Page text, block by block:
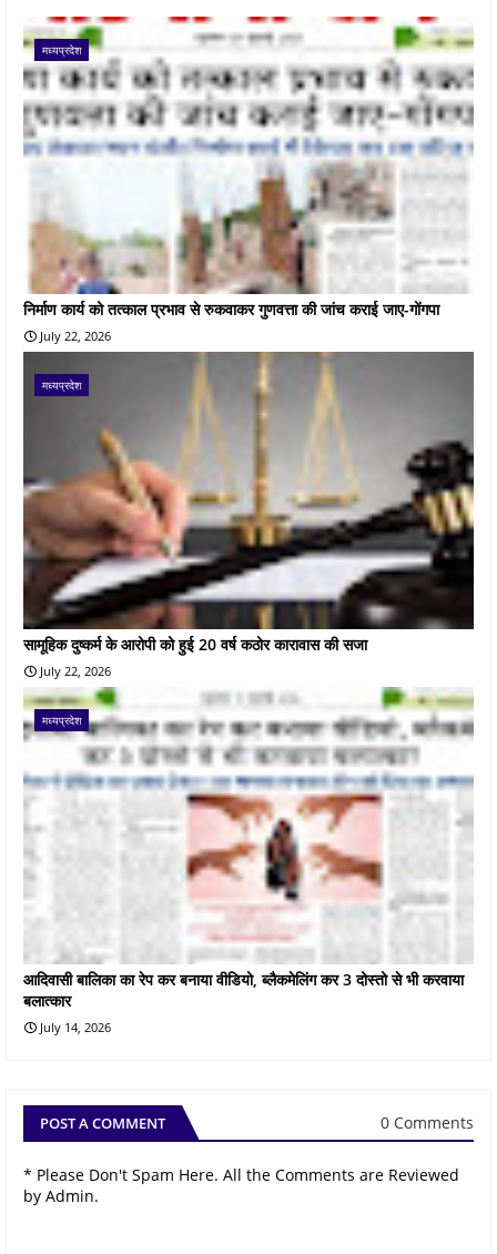
मध्यप्रदेश
निर्माण कार्य को तत्काल प्रभाव से रुकवाकर गुणवत्ता की जांच कराई जाए-गोंगपा
July 22, 2026
मध्यप्रदेश
सामूहिक दुष्कर्म के आरोपी को हुई 20 वर्ष कठोर कारावास की सजा
July 22, 2026
मध्यप्रदेश
आदिवासी बालिका का रेप कर बनाया वीडियो, ब्लैकमेलिंग कर 3 दोस्तो से भी करवाया
बलात्कार
July 14, 2026
POST A COMMENT 0 Comments
* Please Don't Spam Here. All the Comments are Reviewed
by Admin.